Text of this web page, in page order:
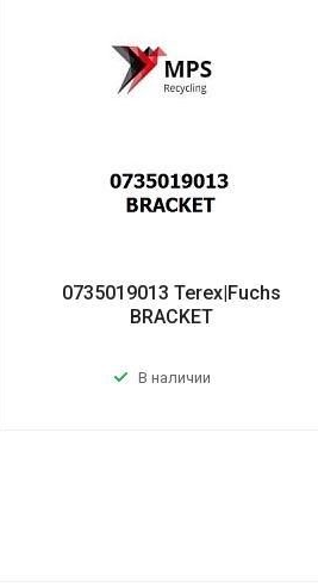
0735019013 Terex|Fuchs
BRACKET
В наличии